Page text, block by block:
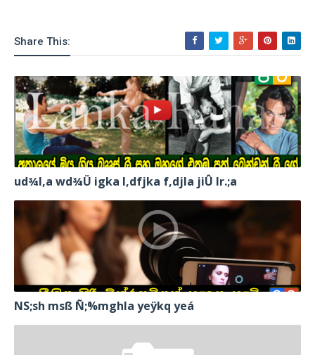
Share This:
ud¾I,a wd¾Ü igka l,dfjka f,djla jiÛ lr.;a
NS;sh msß Ñ;%mghla yeÿkq yeá